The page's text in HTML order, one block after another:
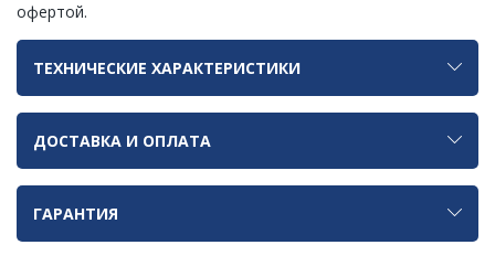
офертой.
ТЕХНИЧЕСКИЕ ХАРАКТЕРИСТИКИ
ДОСТАВКА И ОПЛАТА
ГАРАНТИЯ